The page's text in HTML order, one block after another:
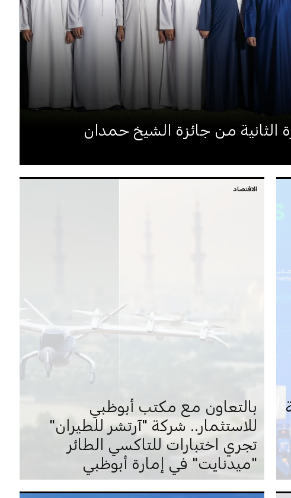
الثانية من جائزة الشيخ حمدان
الاقتصاد
بالتعاون مع مكتب أبوظبي
للاستثمار.. شركة "آرتشر للطيران"
تجري اختبارات للتاكسي الطائر
"ميدنايت" في إمارة أبوظبي